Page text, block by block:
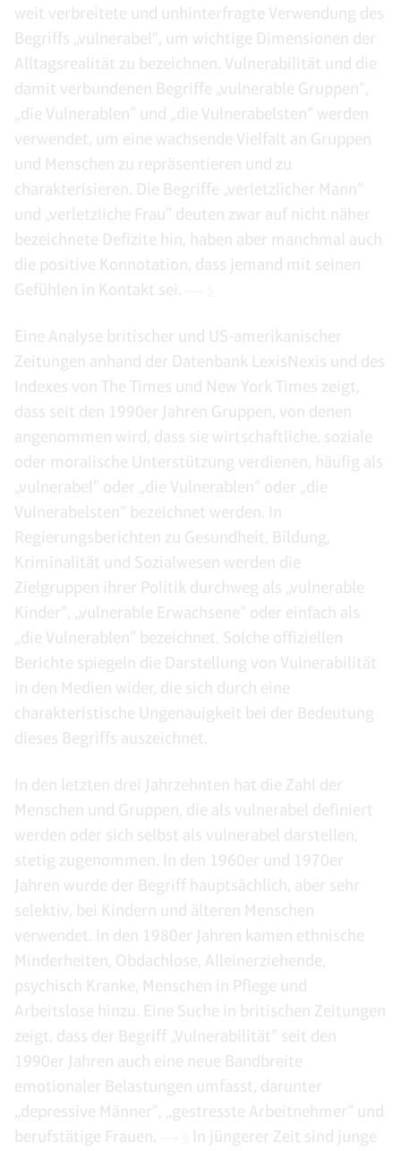
weit verbreitete und unhinterfragte Verwendung des
Begriffs „vulnerabel“, um wichtige Dimensionen der
Alltagsrealität zu bezeichnen. Vulnerabilität und die
damit verbundenen Begriffe „vulnerable Gruppen”,
„die Vulnerablen” und „die Vulnerabelsten” werden
verwendet, um eine wachsende Vielfalt an Gruppen
und Menschen zu repräsentieren und zu
charakterisieren. Die Begriffe „verletzlicher Mann”
und „verletzliche Frau” deuten zwar auf nicht näher
bezeichnete Defizite hin, haben aber manchmal auch
die positive Konnotation, dass jemand mit seinen
Gefühlen in Kontakt sei.
Eine Analyse britischer und US-amerikanischer
Zeitungen anhand der Datenbank LexisNexis und des
Indexes von The Times und New York Times zeigt,
dass seit den 1990er Jahren Gruppen, von denen
angenommen wird, dass sie wirtschaftliche, soziale
oder moralische Unterstützung verdienen, häufig als
„vulnerabel” oder „die Vulnerablen” oder „die
Vulnerabelsten” bezeichnet werden. In
Regierungsberichten zu Gesundheit, Bildung,
Kriminalität und Sozialwesen werden die
Zielgruppen ihrer Politik durchweg als „vulnerable
Kinder”, „vulnerable Erwachsene” oder einfach als
„die Vulnerablen” bezeichnet. Solche offiziellen
Berichte spiegeln die Darstellung von Vulnerabilität
in den Medien wider, die sich durch eine
charakteristische Ungenauigkeit bei der Bedeutung
dieses Begriffs auszeichnet.
In den letzten drei Jahrzehnten hat die Zahl der
Menschen und Gruppen, die als vulnerabel definiert
werden oder sich selbst als vulnerabel darstellen,
stetig zugenommen. In den 1960er und 1970er
Jahren wurde der Begriff hauptsächlich, aber sehr
selektiv, bei Kindern und älteren Menschen
verwendet. In den 1980er Jahren kamen ethnische
Minderheiten, Obdachlose, Alleinerziehende,
psychisch Kranke, Menschen in Pflege und
Arbeitslose hinzu. Eine Suche in britischen Zeitungen
zeigt, dass der Begriff „Vulnerabilität” seit den
1990er Jahren auch eine neue Bandbreite
emotionaler Belastungen umfasst, darunter
„depressive Männer”, „gestresste Arbeitnehmer” und
berufstätige Frauen.
In jüngerer Zeit sind junge